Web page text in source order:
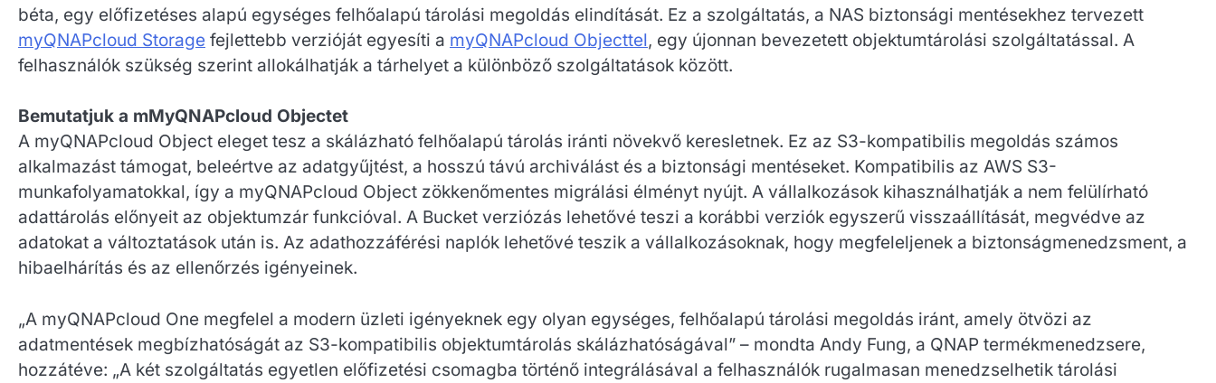
béta, egy előfizetéses alapú egységes felhőalapú tárolási megoldás elindítását. Ez a szolgáltatás, a NAS biztonsági mentésekhez tervezett
myQNAPcloud Storage fejlettebb verzióját egyesíti a myQNAPcloud Objecttel, egy újonnan bevezetett objektumtárolási szolgáltatással. A
felhasználók szükség szerint allokálhatják a tárhelyet a különböző szolgáltatások között.
Bemutatjuk a mMyQNAPcloud Objectet
A myQNAPcloud Object eleget tesz a skálázható felhőalapú tárolás iránti növekvő keresletnek. Ez az S3-kompatibilis megoldás számos
alkalmazást támogat, beleértve az adatgyűjtést, a hosszú távú archiválást és a biztonsági mentéseket. Kompatibilis az AWS S3-
munkafolyamatokkal, így a myQNAPcloud Object zökkenőmentes migrálási élményt nyújt. A vállalkozások kihasználhatják a nem felülírható
adattárolás előnyeit az objektumzár funkcióval. A Bucket verziózás lehetővé teszi a korábbi verziók egyszerű visszaállítását, megvédve az
adatokat a változtatások után is. Az adathozzáférési naplók lehetővé teszik a vállalkozásoknak, hogy megfeleljenek a biztonságmenedzsment, a
hibaelhárítás és az ellenőrzés igényeinek.
„A myQNAPcloud One megfelel a modern üzleti igényeknek egy olyan egységes, felhőalapú tárolási megoldás iránt, amely ötvözi az
adatmentések megbízhatóságát az S3-kompatibilis objektumtárolás skálázhatóságával” – mondta Andy Fung, a QNAP termékmenedzsere,
hozzátéve: „A két szolgáltatás egyetlen előfizetési csomagba történő integrálásával a felhasználók rugalmasan menedzselhetik tárolási